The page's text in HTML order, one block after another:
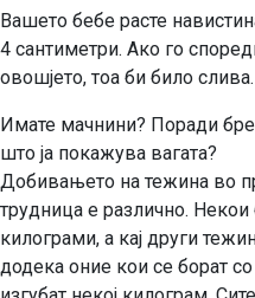
Вашето бебе расте
4 сантиметри. Ако го
овошјето, тоа би било слива.
Имате мачнини? Поради
што ја покажува вагата?
Добивањето на тежина во
трудница е различно.
килограми, а кај други
додека оние кои се борат